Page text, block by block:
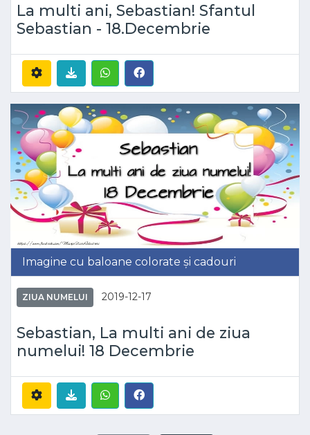
La multi ani, Sebastian! Sfantul
Sebastian - 18.Decembrie
Imagine cu baloane colorate și cadouri
ZIUA NUMELUI 2019-12-17
Sebastian, La multi ani de ziua
numelui! 18 Decembrie